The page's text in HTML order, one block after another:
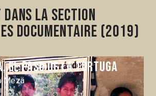
dans la section
Documentaire (2019)
el paso de la tortuga
Meza